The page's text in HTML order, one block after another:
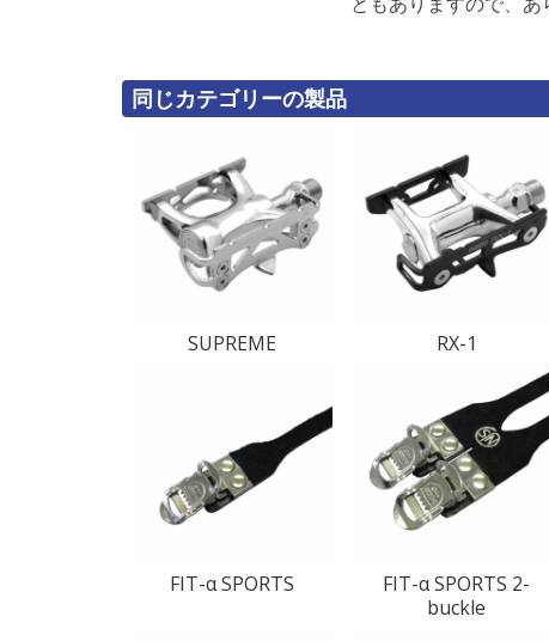
同じカテゴリーの製品
SUPREME RX-1
FIT-α SPORTS
FIT-α SPORTS 2-
buckle